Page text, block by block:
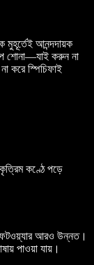
মুহূর্তেই আনন্দদায়ক
শোনা—যাই করুন না
করে স্পিচিফাই
কণ্ঠে পড়ে
আরও উন্নত।
পাওয়া যায়।